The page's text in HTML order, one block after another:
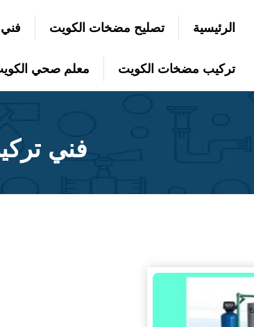
الرئيسية تصليح مضخات الكويت
تركيب مضخات الكويت معلم صحي الكويت ||50300943||أفضل معلم
فني